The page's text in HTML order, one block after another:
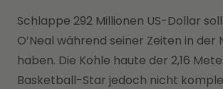
Schlappe 292 Millionen US-Dollar
O’Neal während seiner Zeiten in der
haben. Die Kohle haute der 2,16
Basketball-Star jedoch nicht